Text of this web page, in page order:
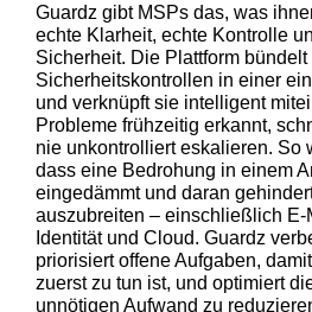
Guardz gibt MSPs das, was
echte Klarheit, echte Kontrolle
Sicherheit. Die Plattform
Sicherheitskontrollen in einer
und verknüpft sie intelligent
Probleme frühzeitig erkannt,
nie unkontrolliert eskalieren. So
dass eine Bedrohung in einem
eingedämmt und daran
auszubreiten – einschließlich E-
Identität und Cloud. Guardz
priorisiert offene Aufgaben,
zuerst zu tun ist, und optimiert
unnötigen Aufwand zu